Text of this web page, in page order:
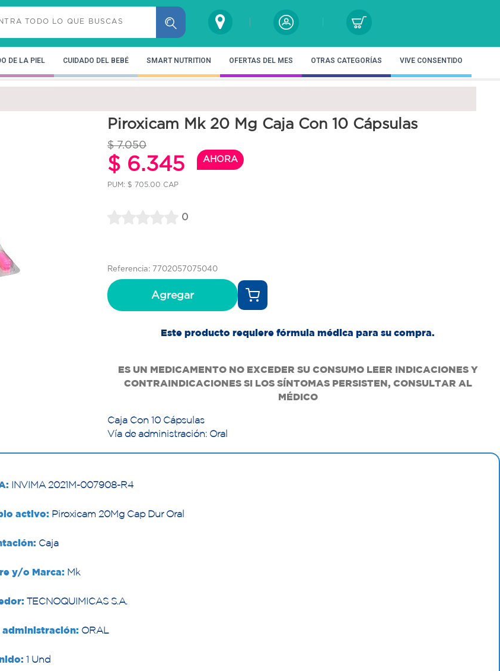
DE LA PIEL CUIDADO DEL BEBÉ SMART NUTRITION OFERTAS DEL MES OTRAS CATEGORÍAS VIVE CONSENTIDO
Piroxicam Mk 20 Mg Caja Con 10 Cápsulas
$ 7.050
$ 6.345 AHORA
PUM: $ 705.00 CAP
0
Referencia: 7702057075040
Agregar
Este producto requiere fórmula médica para su compra.
ES UN MEDICAMENTO NO EXCEDER SU CONSUMO LEER INDICACIONES Y
CONTRAINDICACIONES SI LOS SÍNTOMAS PERSISTEN, CONSULTAR AL
MÉDICO
Caja Con 10 Cápsulas
Vía de administración: Oral
INVIMA 2021M-007908-R4
activo: Piroxicam 20Mg Cap Dur Oral
Caja
y/o Marca: Mk
TECNOQUIMICAS S.A.
administración: ORAL
1 Und